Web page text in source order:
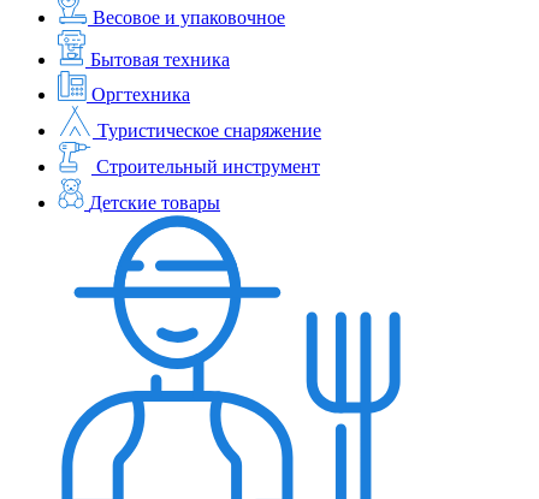
Весовое и упаковочное
Бытовая техника
Оргтехника
Туристическое снаряжение
Строительный инструмент
Детские товары